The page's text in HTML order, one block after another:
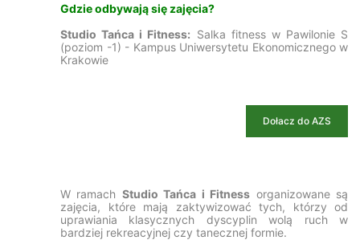
Gdzie odbywają się zajęcia?
Studio Tańca i Fitness: Salka fitness w Pawilonie S
(poziom -1) - Kampus Uniwersytetu Ekonomicznego w
Krakowie
Dołacz do AZS
W ramach Studio Tańca i Fitness organizowane są
zajęcia, które mają zaktywizować tych, którzy od
uprawiania klasycznych dyscyplin wolą ruch w
bardziej rekreacyjnej czy tanecznej formie.